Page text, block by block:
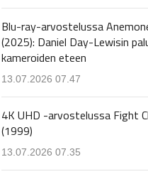
Blu-ray-arvostelussa
(2025): Daniel Day-Lewisin
kameroiden eteen
13.07.2026 07.47
4K UHD -arvostelussa Fight
(1999)
13.07.2026 07.35